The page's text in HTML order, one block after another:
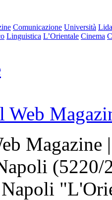
Comunicazione Università
Linguistica L’Orientale Cinema
Magazine